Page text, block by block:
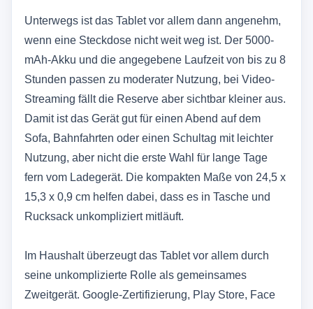
Unterwegs ist das Tablet vor allem dann angenehm,
wenn eine Steckdose nicht weit weg ist. Der 5000-
mAh-Akku und die angegebene Laufzeit von bis zu 8
Stunden passen zu moderater Nutzung, bei Video-
Streaming fällt die Reserve aber sichtbar kleiner aus.
Damit ist das Gerät gut für einen Abend auf dem
Sofa, Bahnfahrten oder einen Schultag mit leichter
Nutzung, aber nicht die erste Wahl für lange Tage
fern vom Ladegerät. Die kompakten Maße von 24,5 x
15,3 x 0,9 cm helfen dabei, dass es in Tasche und
Rucksack unkompliziert mitläuft.
Im Haushalt überzeugt das Tablet vor allem durch
seine unkomplizierte Rolle als gemeinsames
Zweitgerät. Google-Zertifizierung, Play Store, Face